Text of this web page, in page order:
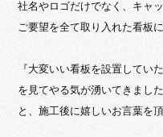
社名やロゴだけでなく、キャ
ご要望を全て取り入れた看板
『大変いい看板を設置してい
を見てやる気が湧いてきまし
と、施工後に嬉しいお言葉を